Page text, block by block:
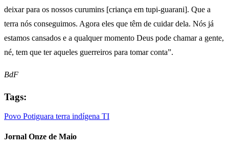
deixar para os nossos curumins [criança em tupi-guarani]. Que a
terra nós conseguimos. Agora eles que têm de cuidar dela. Nós já
estamos cansados e a qualquer momento Deus pode chamar a gente,
né, tem que ter aqueles guerreiros para tomar conta”.
BdF
Tags:
Povo Potiguara terra indígena TI
Jornal Onze de Maio